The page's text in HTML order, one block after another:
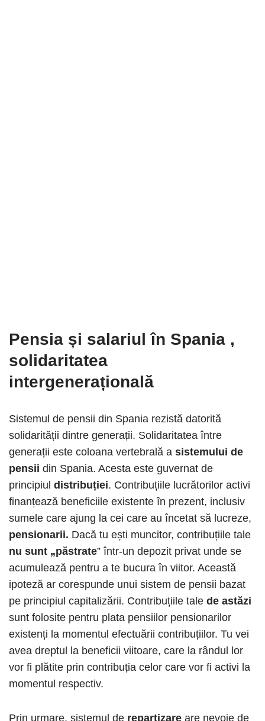
Pensia și salariul în Spania ,
solidaritatea
intergenerațională
Sistemul de pensii din Spania rezistă datorită
solidarității dintre generații. Solidaritatea între
generații este coloana vertebrală a sistemului de
pensii din Spania. Acesta este guvernat de
principiul distribuției. Contribuțiile lucrătorilor activi
finanțează beneficiile existente în prezent, inclusiv
sumele care ajung la cei care au încetat să lucreze,
pensionarii. Dacă tu ești muncitor, contribuțiile tale
nu sunt „păstrate” într-un depozit privat unde se
acumulează pentru a te bucura în viitor. Această
ipoteză ar corespunde unui sistem de pensii bazat
pe principiul capitalizării. Contribuțiile tale de astăzi
sunt folosite pentru plata pensiilor pensionarilor
existenți la momentul efectuării contribuțiilor. Tu vei
avea dreptul la beneficii viitoare, care la rândul lor
vor fi plătite prin contribuția celor care vor fi activi la
momentul respectiv.
Prin urmare, sistemul de repartizare are nevoie de